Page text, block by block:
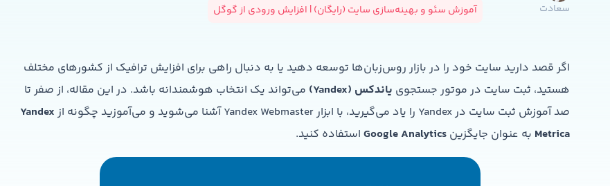
سعادت
آموزش سئو و بهینه‌سازی سایت (رایگان) | افزایش ورودی از گوگل
اگر قصد دارید سایت خود را در بازار روس‌زبان‌ها توسعه دهید یا به دنبال راهی برای افزایش ترافیک از کشورهای مختلف
هستید، ثبت سایت در موتور جستجوی یاندکس (Yandex)
می‌تواند یک انتخاب هوشمندانه باشد. در این مقاله، از صفر تا
صد آموزش ثبت سایت در Yandex را یاد می‌گیرید، با ابزار Yandex Webmaster آشنا می‌شوید و می‌آموزید چگونه از
Yandex
Metrica به عنوان جایگزین Google Analytics استفاده کنید.